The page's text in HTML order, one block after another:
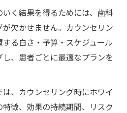
く結果を得るためには、歯科
欠かせません。カウンセリン
る白さ・予算・スケジュール
、患者ごとに最適なプランを
、カウンセリング時にホワイ
徴、効果の持続期間、リスク